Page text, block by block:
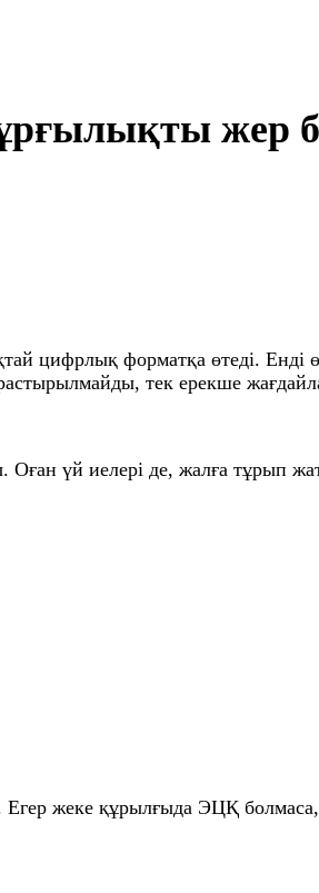
жер
цифрлық форматқа өтеді. Енді
тек ерекше
үй иелері де, жалға тұрып
жеке құрылғыда ЭЦҚ